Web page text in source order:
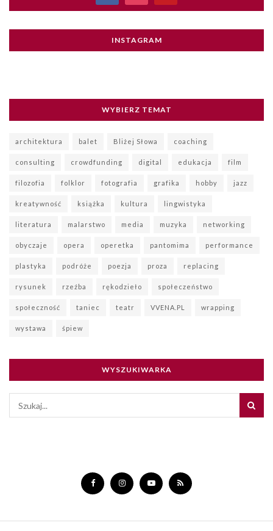
INSTAGRAM
WYBIERZ TEMAT
architektura balet Bliżej Słowa coaching
consulting crowdfunding digital edukacja film
filozofia folklor fotografia grafika hobby jazz
kreatywność książka kultura lingwistyka
literatura malarstwo media muzyka networking
obyczaje opera operetka pantomima performance
plastyka podróże poezja proza replacing
rysunek rzeźba rękodzieło społeczeństwo
społeczność taniec teatr VVENA.PL wrapping
wystawa śpiew
WYSZUKIWARKA